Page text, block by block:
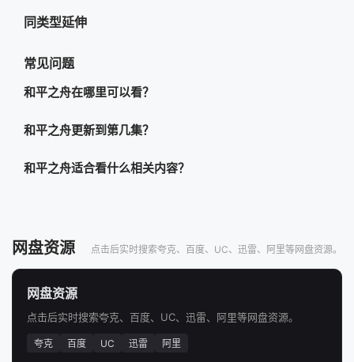
同类型延伸
常见问题
和平之舟在哪里可以看？
和平之舟更新到第几集？
和平之舟适合看什么相关内容？
网盘资源 点击后实时搜索夸克、百度、UC、迅雷、阿里等网盘资源。
网盘资源
点击后实时搜索夸克、百度、UC、迅雷、阿里等网盘资源。
夸克 百度 UC 迅雷 阿里